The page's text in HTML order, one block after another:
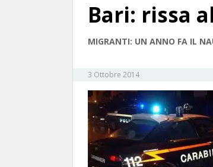
Bari: rissa
MIGRANTI: UN ANNO FA IL
3 Ottobre 2014